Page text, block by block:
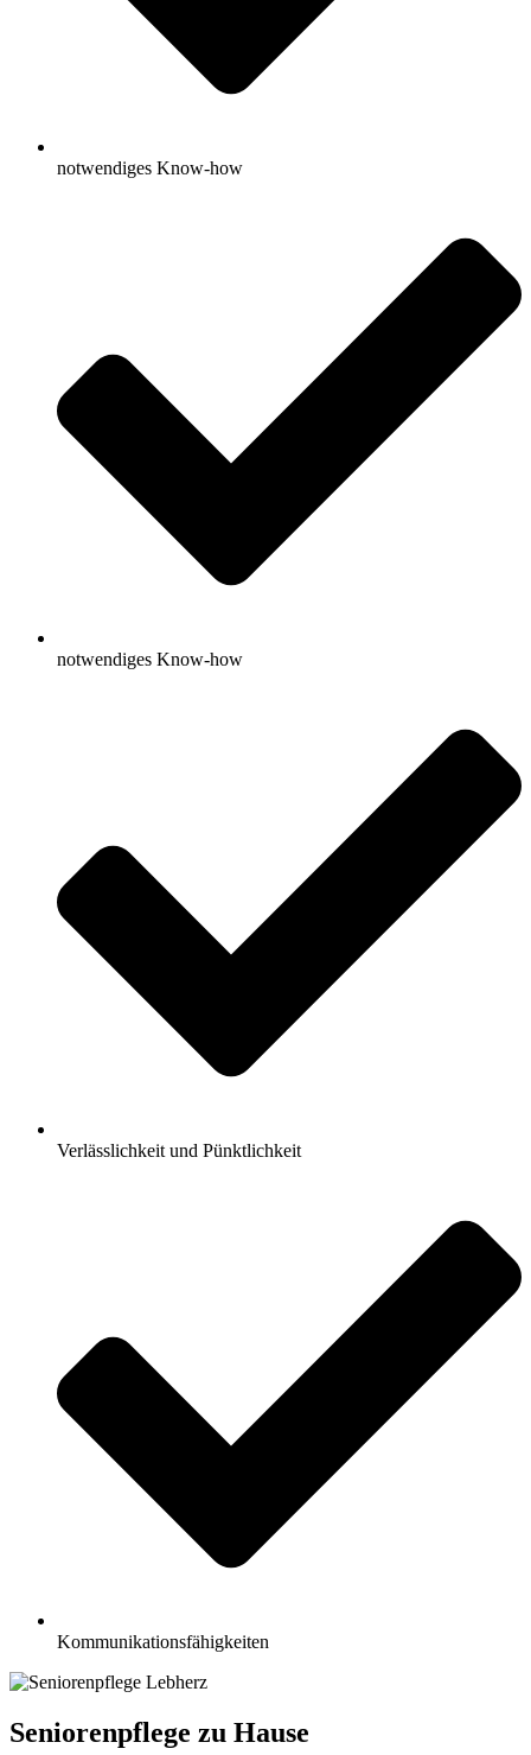
notwendiges Know-how
notwendiges Know-how
Verlässlichkeit und Pünktlichkeit
Kommunikationsfähigkeiten
Seniorenpflege zu Hause